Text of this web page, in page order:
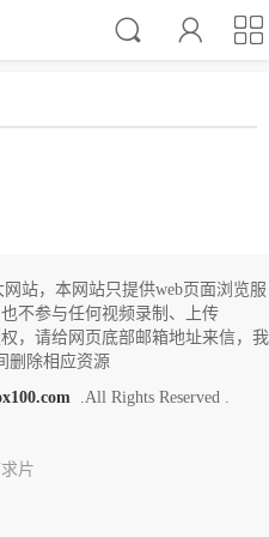



站，本网站只提供web页面浏览服
不参与任何视频录制、上传
，请给网页底部邮箱地址来信，我
删除相应资源
.All Rights Reserved .
片